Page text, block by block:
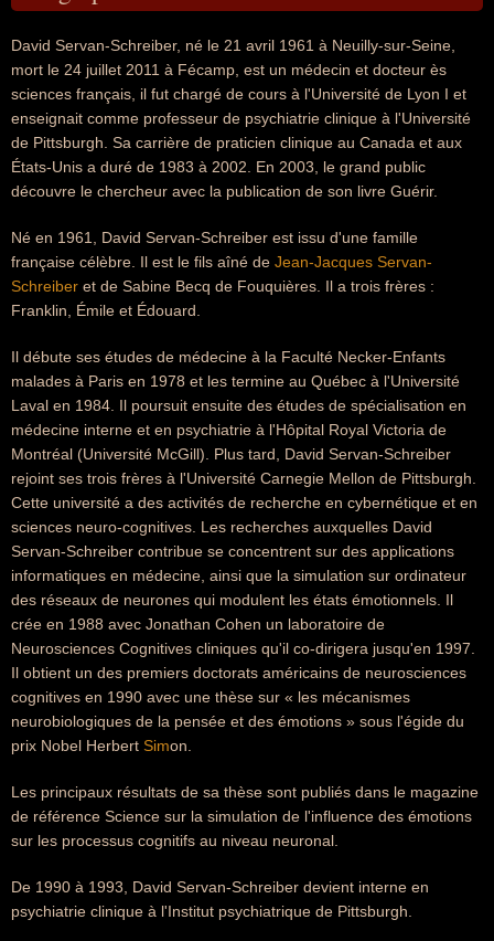
David Servan-Schreiber, né le 21 avril 1961 à Neuilly-sur-Seine,
mort le 24 juillet 2011 à Fécamp, est un médecin et docteur ès
sciences français, il fut chargé de cours à l'Université de Lyon I et
enseignait comme professeur de psychiatrie clinique à l'Université
de Pittsburgh. Sa carrière de praticien clinique au Canada et aux
États-Unis a duré de 1983 à 2002. En 2003, le grand public
découvre le chercheur avec la publication de son livre Guérir.
Né en 1961, David Servan-Schreiber est issu d'une famille
française célèbre. Il est le fils aîné de Jean-Jacques Servan-
Schreiber et de Sabine Becq de Fouquières. Il a trois frères :
Franklin, Émile et Édouard.
Il débute ses études de médecine à la Faculté Necker-Enfants
malades à Paris en 1978 et les termine au Québec à l'Université
Laval en 1984. Il poursuit ensuite des études de spécialisation en
médecine interne et en psychiatrie à l'Hôpital Royal Victoria de
Montréal (Université McGill). Plus tard, David Servan-Schreiber
rejoint ses trois frères à l'Université Carnegie Mellon de Pittsburgh.
Cette université a des activités de recherche en cybernétique et en
sciences neuro-cognitives. Les recherches auxquelles David
Servan-Schreiber contribue se concentrent sur des applications
informatiques en médecine, ainsi que la simulation sur ordinateur
des réseaux de neurones qui modulent les états émotionnels. Il
crée en 1988 avec Jonathan Cohen un laboratoire de
Neurosciences Cognitives cliniques qu'il co-dirigera jusqu'en 1997.
Il obtient un des premiers doctorats américains de neurosciences
cognitives en 1990 avec une thèse sur « les mécanismes
neurobiologiques de la pensée et des émotions » sous l'égide du
prix Nobel Herbert Simon.
Les principaux résultats de sa thèse sont publiés dans le magazine
de référence Science sur la simulation de l'influence des émotions
sur les processus cognitifs au niveau neuronal.
De 1990 à 1993, David Servan-Schreiber devient interne en
psychiatrie clinique à l'Institut psychiatrique de Pittsburgh.